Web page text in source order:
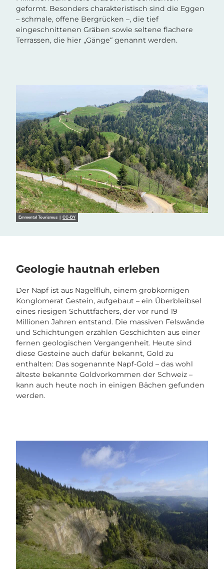
geformt. Besonders charakteristisch sind die Eggen
– schmale, offene Bergrücken –, die tief
eingeschnittenen Gräben sowie seltene flachere
Terrassen, die hier „Gänge“ genannt werden.
Emmental Tourismus | CC-BY
Geologie hautnah erleben
Der Napf ist aus Nagelfluh, einem grobkörnigen
Konglomerat Gestein, aufgebaut – ein Überbleibsel
eines riesigen Schuttfächers, der vor rund 19
Millionen Jahren entstand. Die massiven Felswände
und Schichtungen erzählen Geschichten aus einer
fernen geologischen Vergangenheit. Heute sind
diese Gesteine auch dafür bekannt, Gold zu
enthalten: Das sogenannte Napf-Gold – das wohl
älteste bekannte Goldvorkommen der Schweiz –
kann auch heute noch in einigen Bächen gefunden
werden.